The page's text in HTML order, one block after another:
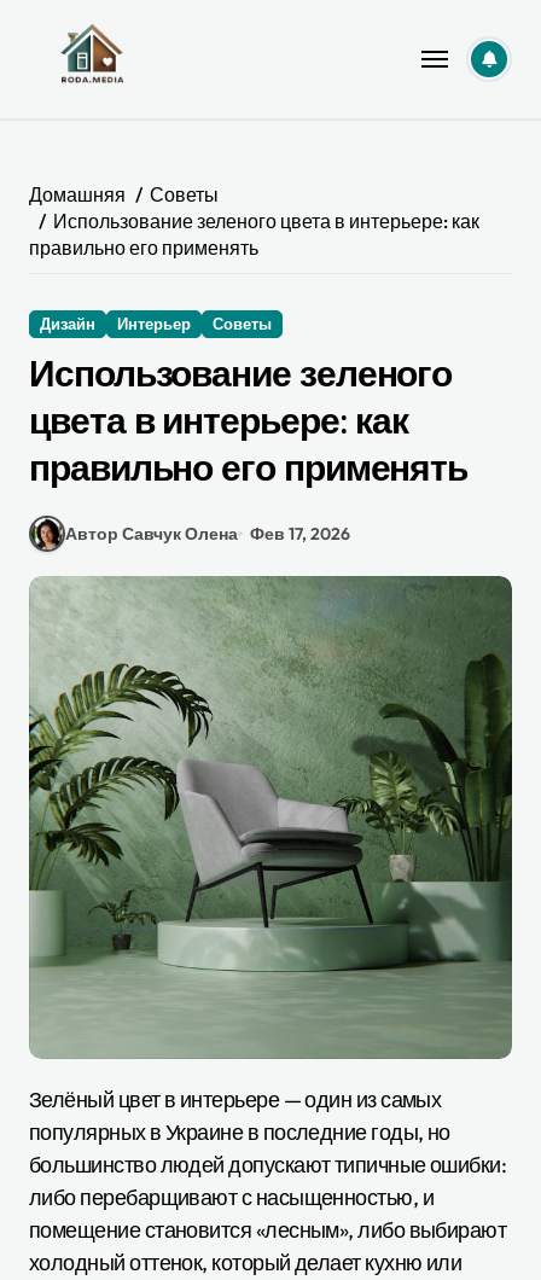
содержанию
Домашняя
Советы
Использование зеленого цвета в интерьере: как
правильно его применять
Дизайн Интерьер Советы
Использование зеленого
цвета в интерьере: как
правильно его применять
Автор Савчук Олена Фев 17, 2026
Зелёный цвет в интерьере — один из самых
популярных в Украине в последние годы, но
большинство людей допускают типичные ошибки:
либо перебарщивают с насыщенностью, и
помещение становится «лесным», либо выбирают
холодный оттенок, который делает кухню или